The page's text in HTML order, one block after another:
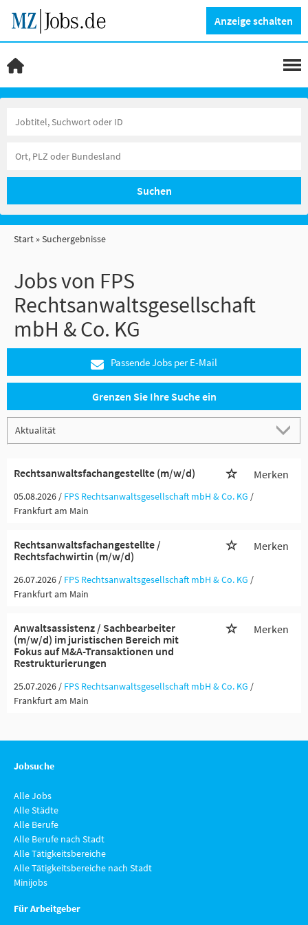
Anzeige schalten
Suchen
Start Suchergebnisse
Jobs von FPS
Rechtsanwaltsgesellschaft
mbH & Co. KG
Passende Jobs per E-Mail
Grenzen Sie Ihre Suche ein
Rechtsanwaltsfachangestellte (m/w/d) Merken
05.08.2026 / FPS Rechtsanwaltsgesellschaft mbH & Co. KG /
Frankfurt am Main
Rechtsanwaltsfachangestellte /
Rechtsfachwirtin (m/w/d)
Merken
26.07.2026 / FPS Rechtsanwaltsgesellschaft mbH & Co. KG /
Frankfurt am Main
Anwaltsassistenz / Sachbearbeiter
(m/w/d) im juristischen Bereich mit
Fokus auf M&A-Transaktionen und
Restrukturierungen
Merken
25.07.2026 / FPS Rechtsanwaltsgesellschaft mbH & Co. KG /
Frankfurt am Main
Jobsuche
Alle Jobs
Alle Städte
Alle Berufe
Alle Berufe nach Stadt
Alle Tätigkeitsbereiche
Alle Tätigkeitsbereiche nach Stadt
Minijobs
Für Arbeitgeber